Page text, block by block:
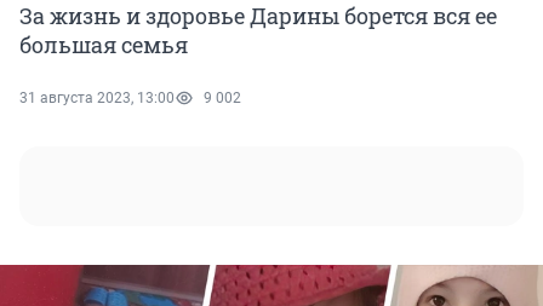
За жизнь и здоровье Дарины борется вся ее
большая семья
31 августа 2023, 13:00 9 002